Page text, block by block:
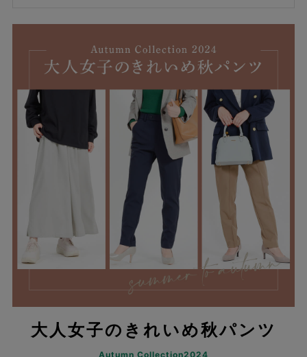
大人女子のきれいめ秋パンツ
Autumn Collection2024